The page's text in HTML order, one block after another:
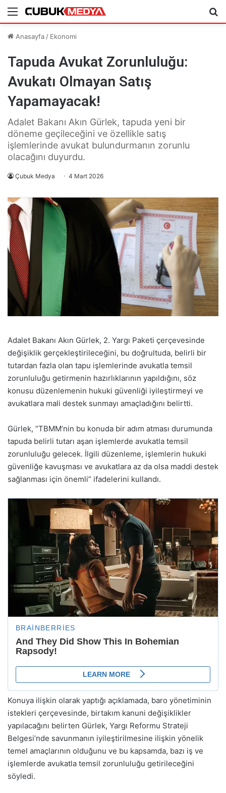
Menü
Anasayfa / Ekonomi
Tapuda Avukat Zorunluluğu:
Avukatı Olmayan Satış
Yapamayacak!
Adalet Bakanı Akın Gürlek, tapuda yeni bir
döneme geçileceğini ve özellikle satış
işlemlerinde avukat bulundurmanın zorunlu
olacağını duyurdu.
Çubuk Medya 4 Mart 2026
Adalet Bakanı Akın Gürlek, 2. Yargı Paketi çerçevesinde
değişiklik gerçekleştirileceğini, bu doğrultuda, belirli bir
tutardan fazla olan tapu işlemlerinde avukatla temsil
zorunluluğu getirmenin hazırlıklarının yapıldığını, söz
konusu düzenlemenin hukuki güvenliği iyileştirmeyi ve
avukatlara mali destek sunmayı amaçladığını belirtti.
Gürlek, “TBMM’nin bu konuda bir adım atması durumunda
tapuda belirli tutarı aşan işlemlerde avukatla temsil
zorunluluğu gelecek. İlgili düzenleme, işlemlerin hukuki
güvenliğe kavuşması ve avukatlara az da olsa maddi destek
sağlanması için önemli” ifadelerini kullandı.
Konuya ilişkin olarak yaptığı açıklamada, baro yönetiminin
istekleri çerçevesinde, birtakım kanuni değişiklikler
yapılacağını belirten Gürlek, Yargı Reformu Strateji
Belgesi’nde savunmanın iyileştirilmesine ilişkin yönelik
temel amaçlarının olduğunu ve bu kapsamda, bazı iş ve
işlemlerde avukatla temsil zorunluluğu getirileceğini
söyledi.